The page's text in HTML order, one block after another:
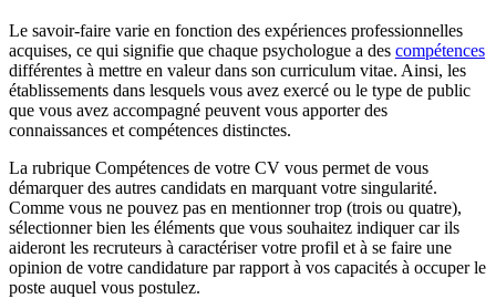
Le savoir-faire varie en fonction des expériences professionnelles
acquises, ce qui signifie que chaque psychologue a des compétences
différentes à mettre en valeur dans son curriculum vitae. Ainsi, les
établissements dans lesquels vous avez exercé ou le type de public
que vous avez accompagné peuvent vous apporter des
connaissances et compétences distinctes.
La rubrique Compétences de votre CV vous permet de vous
démarquer des autres candidats en marquant votre singularité.
Comme vous ne pouvez pas en mentionner trop (trois ou quatre),
sélectionner bien les éléments que vous souhaitez indiquer car ils
aideront les recruteurs à caractériser votre profil et à se faire une
opinion de votre candidature par rapport à vos capacités à occuper le
poste auquel vous postulez.